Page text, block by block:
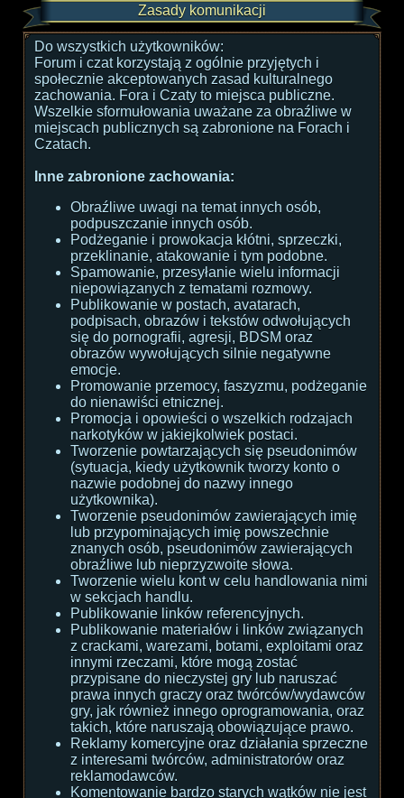
Zasady komunikacji
Do wszystkich użytkowników:
Forum i czat korzystają z ogólnie przyjętych i
społecznie akceptowanych zasad kulturalnego
zachowania. Fora i Czaty to miejsca publiczne.
Wszelkie sformułowania uważane za obraźliwe w
miejscach publicznych są zabronione na Forach i
Czatach.
Inne zabronione zachowania:
Obraźliwe uwagi na temat innych osób,
podpuszczanie innych osób.
Podżeganie i prowokacja kłótni, sprzeczki,
przeklinanie, atakowanie i tym podobne.
Spamowanie, przesyłanie wielu informacji
niepowiązanych z tematami rozmowy.
Publikowanie w postach, avatarach,
podpisach, obrazów i tekstów odwołujących
się do pornografii, agresji, BDSM oraz
obrazów wywołujących silnie negatywne
emocje.
Promowanie przemocy, faszyzmu, podżeganie
do nienawiści etnicznej.
Promocja i opowieści o wszelkich rodzajach
narkotyków w jakiejkolwiek postaci.
Tworzenie powtarzających się pseudonimów
(sytuacja, kiedy użytkownik tworzy konto o
nazwie podobnej do nazwy innego
użytkownika).
Tworzenie pseudonimów zawierających imię
lub przypominających imię powszechnie
znanych osób, pseudonimów zawierających
obraźliwe lub nieprzyzwoite słowa.
Tworzenie wielu kont w celu handlowania nimi
w sekcjach handlu.
Publikowanie linków referencyjnych.
Publikowanie materiałów i linków związanych
z crackami, warezami, botami, exploitami oraz
innymi rzeczami, które mogą zostać
przypisane do nieczystej gry lub naruszać
prawa innych graczy oraz twórców/wydawców
gry, jak również innego oprogramowania, oraz
takich, które naruszają obowiązujące prawo.
Reklamy komercyjne oraz działania sprzeczne
z interesami twórców, administratorów oraz
reklamodawców.
Komentowanie bardzo starych wątków nie jest